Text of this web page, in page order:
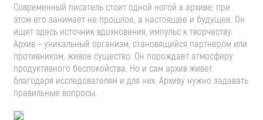
Современный писатель стоит одной ногой в архиве; при
этом его занимает не прошлое, а настоящее и будущее. Он
ищет здесь источник вдохновения, импульс к творчеству.
Архив – уникальный организм, становящийся партнером или
противником, живое существо. Он порождает атмосферу
продуктивного беспокойства. Но и сам архив живет
благодаря исследователям и для них. Архиву нужно задавать
правильные вопросы.